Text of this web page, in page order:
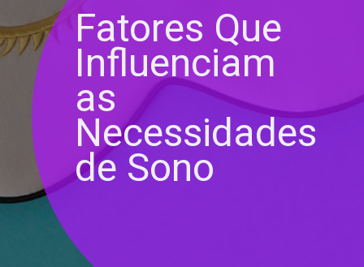
Fatores Que
Influenciam
as
Necessidades
de Sono